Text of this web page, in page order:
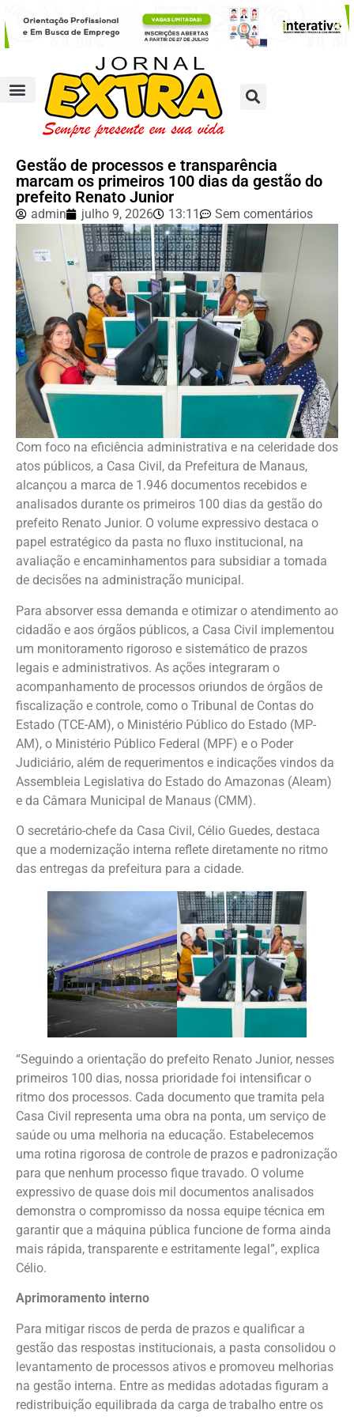
Gestão de processos e transparência
marcam os primeiros 100 dias da gestão do
prefeito Renato Junior
admin julho 9, 2026 13:11 Sem comentários
Com foco na eficiência administrativa e na celeridade dos
atos públicos, a Casa Civil, da Prefeitura de Manaus,
alcançou a marca de 1.946 documentos recebidos e
analisados durante os primeiros 100 dias da gestão do
prefeito Renato Junior. O volume expressivo destaca o
papel estratégico da pasta no fluxo institucional, na
avaliação e encaminhamentos para subsidiar a tomada
de decisões na administração municipal.
Para absorver essa demanda e otimizar o atendimento ao
cidadão e aos órgãos públicos, a Casa Civil implementou
um monitoramento rigoroso e sistemático de prazos
legais e administrativos. As ações integraram o
acompanhamento de processos oriundos de órgãos de
fiscalização e controle, como o Tribunal de Contas do
Estado (TCE-AM), o Ministério Público do Estado (MP-
AM), o Ministério Público Federal (MPF) e o Poder
Judiciário, além de requerimentos e indicações vindos da
Assembleia Legislativa do Estado do Amazonas (Aleam)
e da Câmara Municipal de Manaus (CMM).
O secretário-chefe da Casa Civil, Célio Guedes, destaca
que a modernização interna reflete diretamente no ritmo
das entregas da prefeitura para a cidade.
“Seguindo a orientação do prefeito Renato Junior, nesses
primeiros 100 dias, nossa prioridade foi intensificar o
ritmo dos processos. Cada documento que tramita pela
Casa Civil representa uma obra na ponta, um serviço de
saúde ou uma melhoria na educação. Estabelecemos
uma rotina rigorosa de controle de prazos e padronização
para que nenhum processo fique travado. O volume
expressivo de quase dois mil documentos analisados
demonstra o compromisso da nossa equipe técnica em
garantir que a máquina pública funcione de forma ainda
mais rápida, transparente e estritamente legal”, explica
Célio.
Aprimoramento interno
Para mitigar riscos de perda de prazos e qualificar a
gestão das respostas institucionais, a pasta consolidou o
levantamento de processos ativos e promoveu melhorias
na gestão interna. Entre as medidas adotadas figuram a
redistribuição equilibrada da carga de trabalho entre os